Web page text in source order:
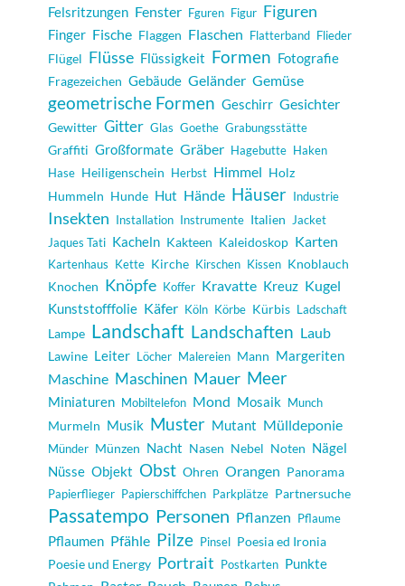
Felsritzungen Fenster Fguren Figur Figuren
Finger Fische Flaggen Flaschen Flatterband Flieder
Flügel Flüsse Flüssigkeit Formen Fotografie
Fragezeichen Gebäude Geländer Gemüse
geometrische Formen Geschirr Gesichter
Gewitter Gitter Glas Goethe Grabungsstätte
Graffiti Großformate Gräber Hagebutte Haken
Hase Heiligenschein Herbst Himmel Holz
Hummeln Hunde Hut Hände Häuser Industrie
Insekten Installation Instrumente Italien Jacket
Jaques Tati
Kacheln Kakteen Kaleidoskop Karten
Kartenhaus Kette Kirche Kirschen Kissen Knoblauch
Knochen
Knöpfe Koffer Kravatte Kreuz Kugel
Kunststofffolie Käfer Köln Körbe Kürbis Ladschaft
Lampe Landschaft Landschaften Laub
Lawine Leiter Löcher Malereien Mann Margeriten
Maschine Maschinen Mauer Meer
Miniaturen Mobiltelefon Mond Mosaik Munch
Murmeln Musik Muster Mutant Mülldeponie
Münder Münzen Nacht Nasen Nebel Noten Nägel
Nüsse Objekt Obst Ohren Orangen Panorama
Papierflieger Papierschiffchen Parkplätze Partnersuche
Passatempo Personen Pflanzen Pflaume
Pflaumen Pfähle Pilze Pinsel
Poesia ed Ironia
Poesie und Energy
Portrait Postkarten Punkte